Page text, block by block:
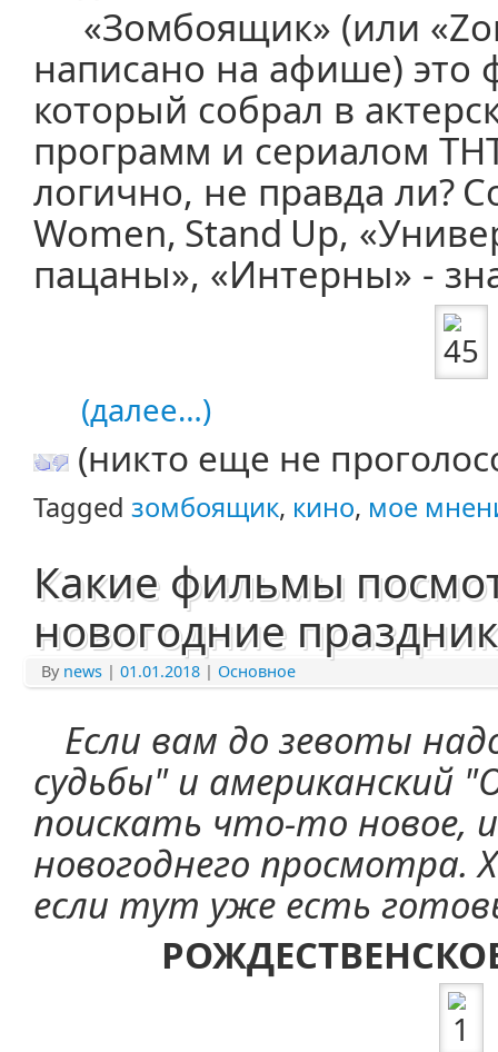
«Зомбоящик» (или «Z
написано на афише) это
который собрал в
программ и сериалом
логично, не правда ли?
Women, Stand Up,
пацаны», «Интерны» -
(далее…)
(никто еще не
Tagged зомбоящик, кино, мое
Какие фильмы
новогодние
By news | 01.01.2018 | Основное
Если вам до зевоты
судьбы" и
поискать что-то новое,
новогоднего просмотра.
если тут уже есть